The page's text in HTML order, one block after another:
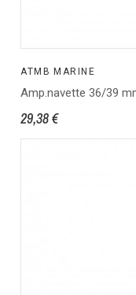
ATMB MARINE
Amp.navette 36/39
29,38 €